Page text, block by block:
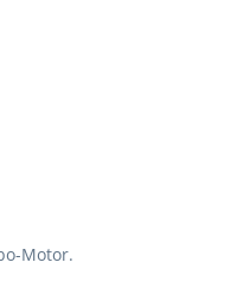
Motor.